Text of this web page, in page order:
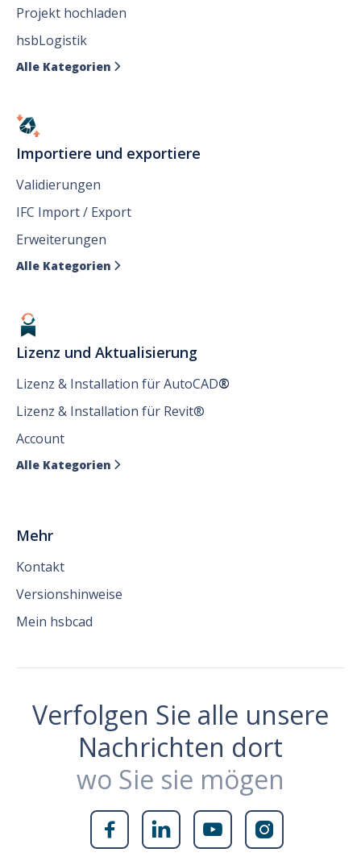
Projekt hochladen
hsbLogistik
Alle Kategorien 
Importiere und exportiere
Validierungen
IFC Import / Export
Erweiterungen
Alle Kategorien 
Lizenz und Aktualisierung
Lizenz & Installation für AutoCAD®
Lizenz & Installation für Revit®
Account
Alle Kategorien 
Mehr
Kontakt
Versionshinweise
Mein hsbcad
Verfolgen Sie alle unsere
Nachrichten dort
wo Sie sie mögen
   